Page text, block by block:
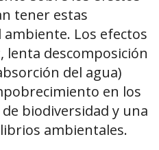
tener estas
Los efectos
lenta descomposición
del agua)
en los
biodiversidad y una
ambientales.